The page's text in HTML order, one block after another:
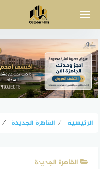
الرئيسية ⁄ القاهرة الجديدة ⁄
القاهرة الجديدة